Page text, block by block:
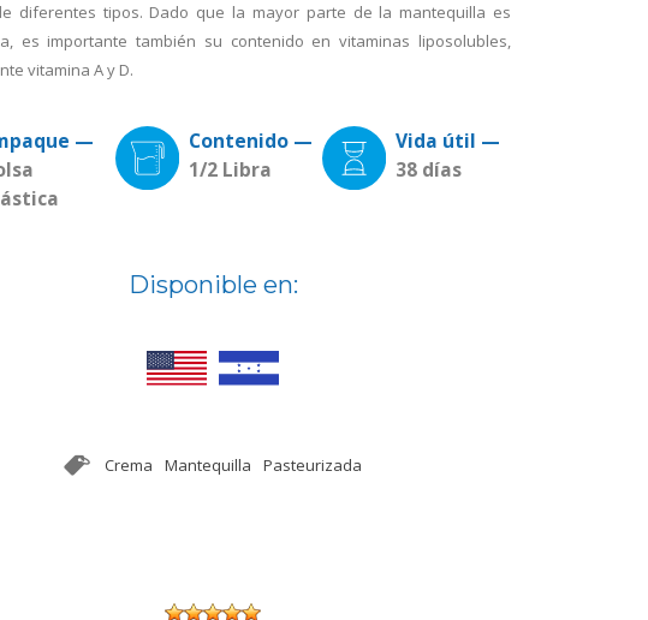
diferentes tipos. Dado que la mayor parte de la mantequilla es
es importante también su contenido en vitaminas liposolubles,
vitamina A y D.
—
Contenido —
1/2 Libra
Vida útil —
38 días
Disponible en:
Crema Mantequilla Pasteurizada